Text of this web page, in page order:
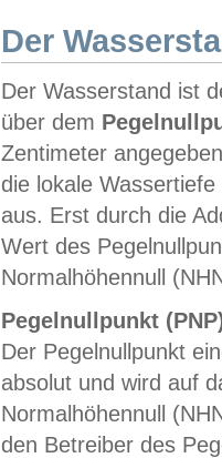
Der
Der Wasserstand ist
über dem
Zentimeter
die lokale
aus. Erst durch die
Wert des
Normalhöhennull
Pegelnullpunkt
Der Pegelnullpunkt
absolut und wird auf
Normalhöhennull
den Betreiber des